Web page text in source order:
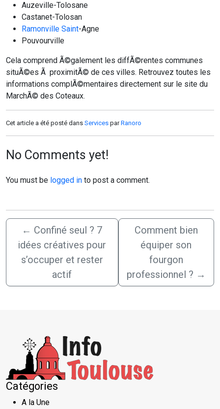
Auzeville-Tolosane
Castanet-Tolosan
Ramonville Saint-Agne
Pouvourville
Cela comprend Ã©galement les diffÃ©rentes communes
situÃ©es Ã proximitÃ© de ces villes. Retrouvez toutes les
informations complÃ©mentaires directement sur le site du
MarchÃ© des Coteaux.
Cet article a été posté dans Services parRanoro
No Comments yet!
You must be logged in to post a comment.
← Confiné seul ? 7
idées créatives pour
s’occuper et rester
actif
Comment bien
équiper son
fourgon
professionnel ? →
Catégories
A la Une